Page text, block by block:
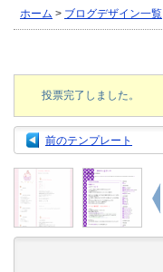
ホーム > ブログデザイン一覧
投票完了しました。
前のテンプレート